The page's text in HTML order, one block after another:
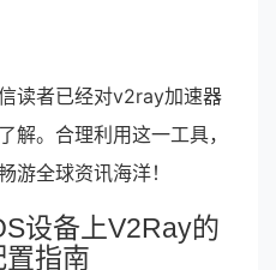
读者已经对v2ray加速器
解。合理利用这一工具，
游全球资讯海洋！
设备上V2Ray的
指南